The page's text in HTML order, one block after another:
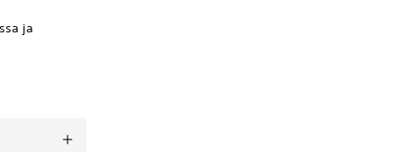
ja